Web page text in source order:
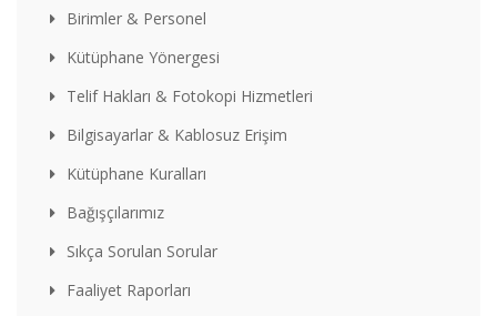
Birimler & Personel
Kütüphane Yönergesi
Telif Hakları & Fotokopi Hizmetleri
Bilgisayarlar & Kablosuz Erişim
Kütüphane Kuralları
Bağışçılarımız
Sıkça Sorulan Sorular
Faaliyet Raporları